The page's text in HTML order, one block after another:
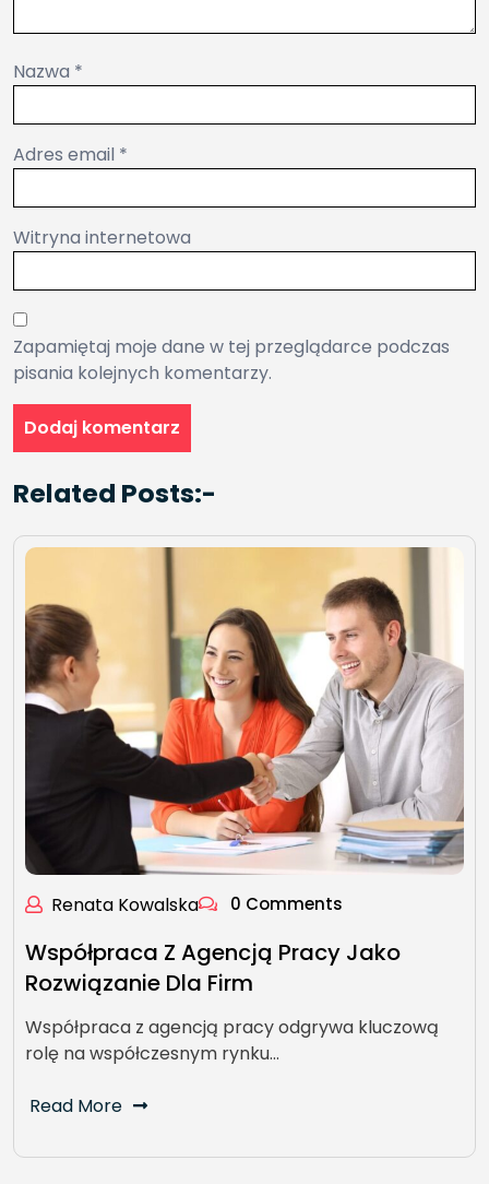
Nazwa *
Adres email *
Witryna internetowa
Zapamiętaj moje dane w tej przeglądarce podczas
pisania kolejnych komentarzy.
Related Posts:-
Renata Kowalska 0 Comments
Współpraca Z Agencją Pracy Jako
Rozwiązanie Dla Firm
Współpraca z agencją pracy odgrywa kluczową
rolę na współczesnym rynku…
Read More